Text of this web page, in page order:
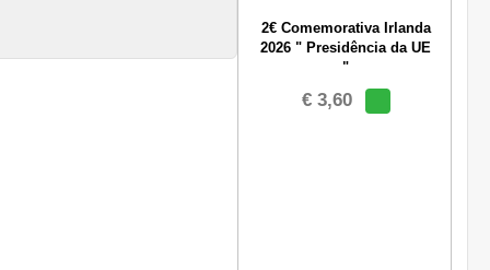
2€ Comemorativa Irlanda
2026 " Presidência da UE
"
€ 3,60